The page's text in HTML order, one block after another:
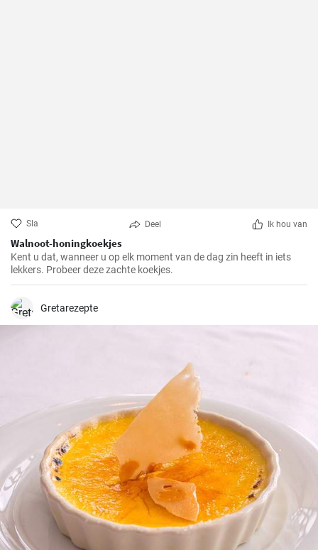
Sla Deel Ik hou van
Walnoot-honingkoekjes
Kent u dat, wanneer u op elk moment van de dag zin heeft in iets
lekkers. Probeer deze zachte koekjes.
Gretarezepte